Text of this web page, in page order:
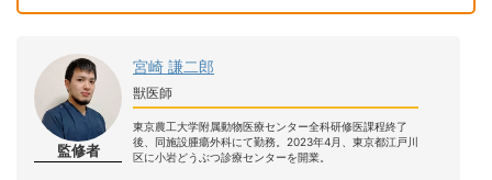
監修者
宮崎 謙二郎
獣医師
東京農工大学附属動物医療センター全科研修医課程終了
後、同施設腫瘍外科にて勤務。2023年4月、東京都江戸川
区に小岩どうぶつ診療センターを開業。